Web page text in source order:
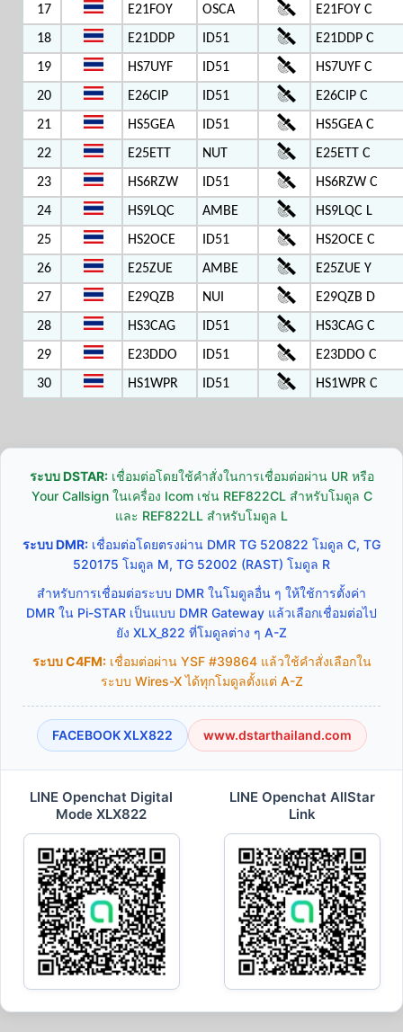
17
E21FOY OSCA
E21FOY C
18
E21DDP ID51
E21DDP C
19
HS7UYF ID51
HS7UYF C
20
E26CIP ID51
E26CIP C
21
HS5GEA ID51
HS5GEA C
22
E25ETT NUT
E25ETT C
23
HS6RZW ID51
HS6RZW C
24
HS9LQC AMBE
HS9LQC L
25
HS2OCE ID51
HS2OCE C
26
E25ZUE AMBE
E25ZUE Y
27
E29QZB NUI
E29QZB D
28
HS3CAG ID51
HS3CAG C
29
E23DDO ID51
E23DDO C
30
HS1WPR ID51 HS1WPR C
ระบบ DSTAR:เชื่อมต่อโดยใช้คำสั่งในการเชื่อมต่อผ่าน UR หรือ
Your Callsign ในเครื่อง Icom เช่น REF822CL สำหรับโมดูล C
และ REF822LL สำหรับโมดูล L
ระบบ DMR: เชื่อมต่อโดยตรงผ่าน DMR TG 520822 โมดูล C, TG
520175 โมดูล M, TG 52002 (RAST) โมดูล R
สำหรับการเชื่อมต่อระบบ DMR ในโมดูลอื่น ๆ ให้ใช้การตั้งค่า
DMR ใน Pi-STAR เป็นแบบ DMR Gateway แล้วเลือกเชื่อมต่อไป
ยัง XLX_822 ที่โมดูลต่าง ๆ A-Z
ระบบ C4FM:เชื่อมต่อผ่าน YSF #39864 แล้วใช้คำสั่งเลือกใน
ระบบ Wires-X ได้ทุกโมดูลตั้งแต่ A-Z
FACEBOOK XLX822 www.dstarthailand.com
LINE Openchat Digital
Mode XLX822
LINE Openchat AllStar
Link